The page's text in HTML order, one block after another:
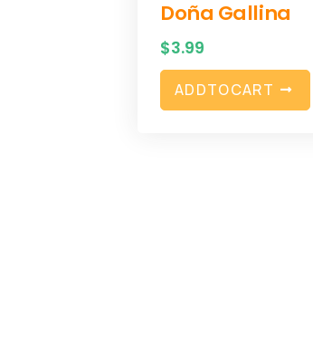
Doña Gallina
$3.99
ADDTOCART